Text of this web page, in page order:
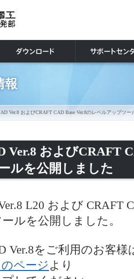
報
Ver.8 およびCRAFT CAD Base Ver.8のレベルアップツ
Ver.8 およびCRAFT
ルを公開しました
L20 および CRAFT
ルを公開しました。
Ver.8をご利用のお客様
ページより